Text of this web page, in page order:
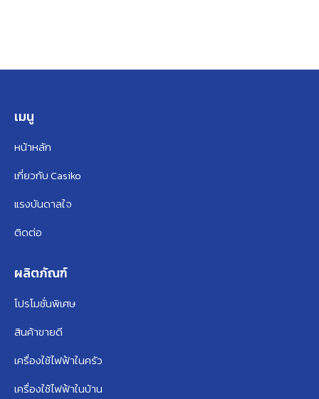
เมนู
หน้าหลัก
เกี่ยวกับ Casiko
แรงบันดาลใจ
ติดต่อ
ผลิตภัณฑ์
โปรโมชั่นพิเศษ
สินค้าขายดี
เครื่องใช้ไฟฟ้าในครัว
เครื่องใช้ไฟฟ้าในบ้าน